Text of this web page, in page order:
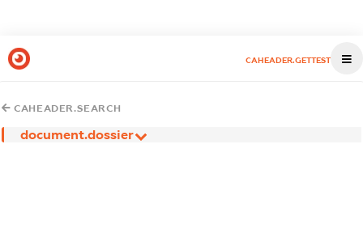
CAHEADER.GETTEST
CAHEADER.SEARCH
document.dossier